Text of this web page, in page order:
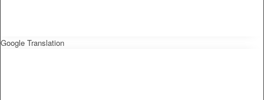
Google Translation